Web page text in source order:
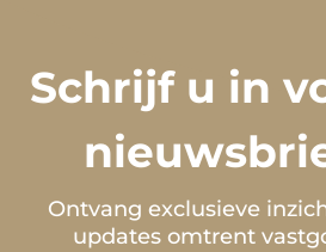
Schrijf u in
Ontvang exclusieve
updates omtrent